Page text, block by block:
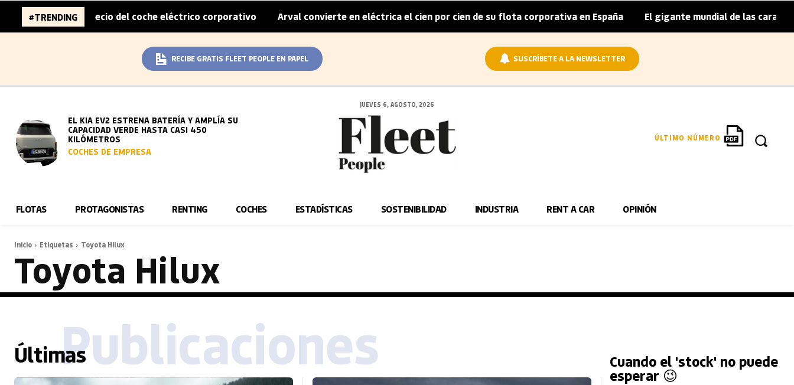
#TRENDING
del sobreprecio del coche eléctrico corporativo | Arval convierte en eléctrica el cien por cien de su flota corporativa en España | El gigante mundial de las caravanas
RECIBE GRATIS FLEET PEOPLE EN PAPEL SUSCRÍBETE A LA NEWSLETTER
EL KIA EV2 ESTRENA BATERÍA Y AMPLÍA SU
CAPACIDAD VERDE HASTA CASI 450
KILÓMETROS
COCHES DE EMPRESA
JUEVES 6, AGOSTO, 2026
ÚLTIMO NÚMERO
FLOTAS PROTAGONISTAS RENTING COCHES ESTADÍSTICAS SOSTENIBILIDAD INDUSTRIA RENT A CAR OPINIÓN
Inicio Etiquetas Toyota Hilux
Toyota Hilux
ÚltimasPublicaciones Cuando el 'stock' no puede
esperar 😉